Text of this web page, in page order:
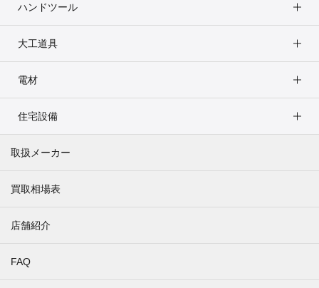
ハンドツール
大工道具
電材
住宅設備
取扱メーカー
買取相場表
店舗紹介
FAQ